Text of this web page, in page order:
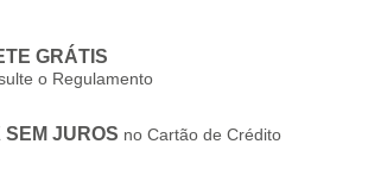
GRÁTIS
o Regulamento
SEM JUROS no Cartão de Crédito